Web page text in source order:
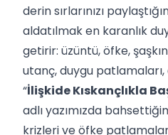
derin sırlarınızı
aldatılmak en karanlık
getirir: üzüntü, öfke,
utanç, duygu
“İlişkide Kıskançlıkla
adlı yazımızda
krizleri ve öfke